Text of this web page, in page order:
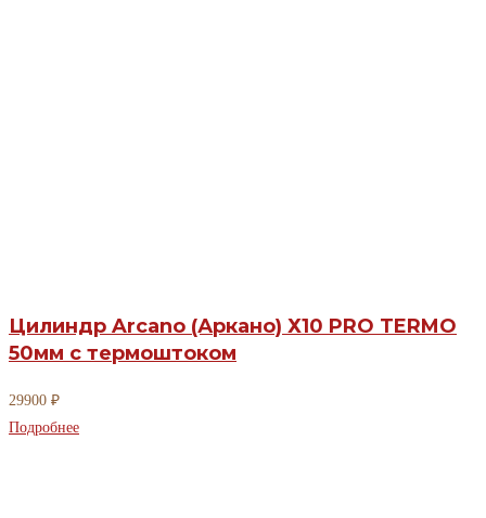
Цилиндр Arcano (Аркано) Х10 PRO TERMO
50мм с термоштоком
29900 ₽
Подробнее